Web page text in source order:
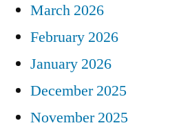
March 2026
February 2026
January 2026
December 2025
November 2025